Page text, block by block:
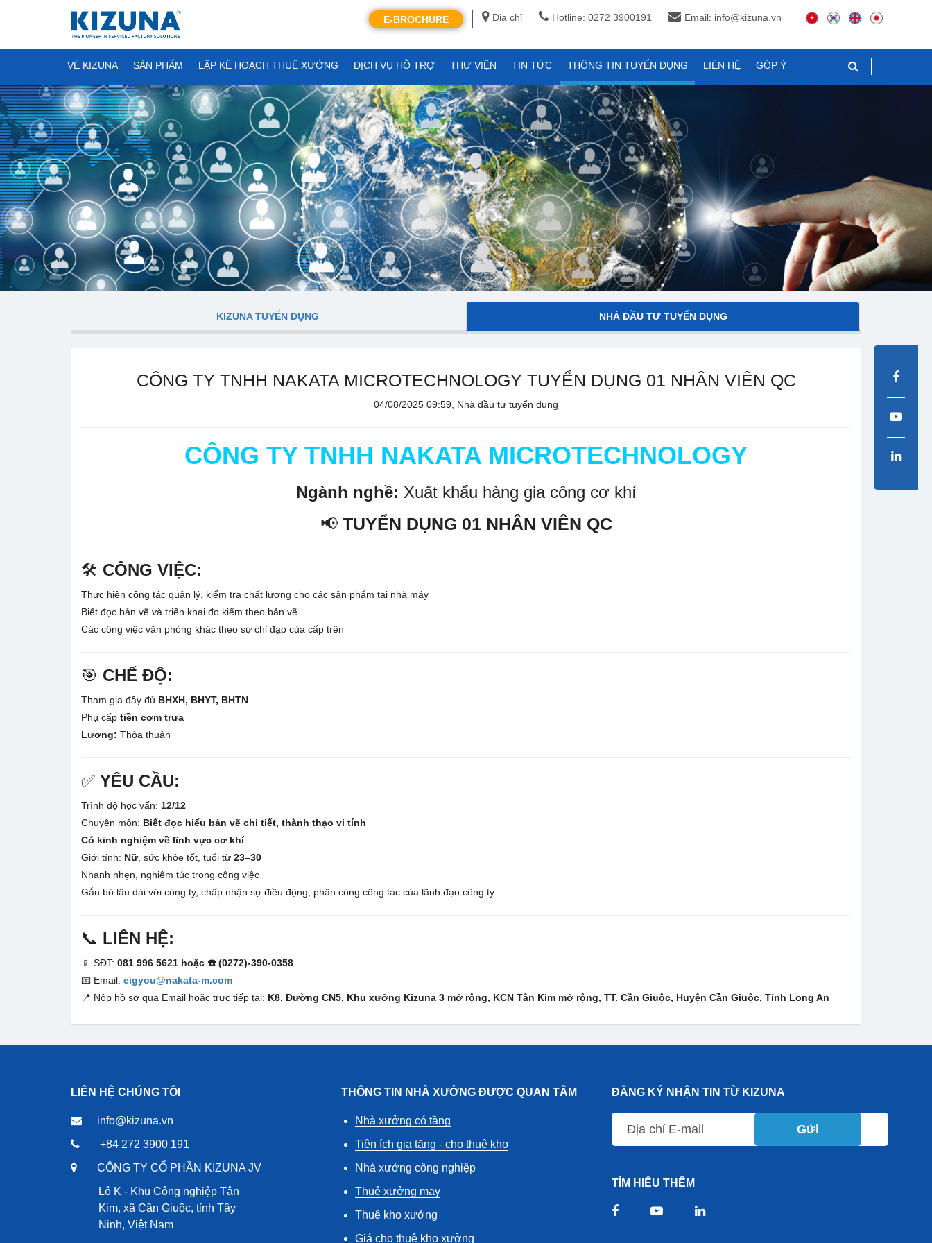
Địa chỉ Hotline: 0272 3900191 Email: info@kizuna.vn
E-BROCHURE
VỀ KIZUNA SẢN PHẨM LẬP KẾ HOẠCH THUÊ XƯỞNG DỊCH VỤ HỖ TRỢ THƯ VIỆN TIN TỨC THÔNG TIN TUYỂN DỤNG LIÊN HỆ GÓP Ý
KIZUNA TUYỂN DỤNG NHÀ ĐẦU TƯ TUYỂN DỤNG
CÔNG TY TNHH NAKATA MICROTECHNOLOGY TUYỂN DỤNG 01 NHÂN VIÊN QC
04/08/2025 09:59, Nhà đầu tư tuyển dụng
CÔNG TY TNHH NAKATA MICROTECHNOLOGY
Ngành nghề: Xuất khẩu hàng gia công cơ khí
📢 TUYỂN DỤNG 01 NHÂN VIÊN QC
🛠️ CÔNG VIỆC:
Thực hiện công tác quản lý, kiểm tra chất lượng cho các sản phẩm tại nhà máy
Biết đọc bản vẽ và triển khai đo kiểm theo bản vẽ
Các công việc văn phòng khác theo sự chỉ đạo của cấp trên
🎯 CHẾ ĐỘ:
Tham gia đầy đủ BHXH, BHYT, BHTN
Phụ cấp tiền cơm trưa
Lương: Thỏa thuận
✅ YÊU CẦU:
Trình độ học vấn: 12/12
Chuyên môn: Biết đọc hiểu bản vẽ chi tiết, thành thạo vi tính
Có kinh nghiệm về lĩnh vực cơ khí
Giới tính: Nữ, sức khỏe tốt, tuổi từ 23–30
Nhanh nhẹn, nghiêm túc trong công việc
Gắn bó lâu dài với công ty, chấp nhận sự điều động, phân công công tác của lãnh đạo công ty
📞 LIÊN HỆ:
📱 SĐT: 081 996 5621 hoặc ☎️ (0272)-390-0358
📧 Email: eigyou@nakata-m.com
📍 Nộp hồ sơ qua Email hoặc trực tiếp tại: K8, Đường CN5, Khu xưởng Kizuna 3 mở rộng, KCN Tân Kim mở rộng, TT. Cần Giuộc, Huyện Cần Giuộc, Tỉnh Long An
LIÊN HỆ CHÚNG TÔI
info@kizuna.vn
+84 272 3900 191
CÔNG TY CỔ PHẦN KIZUNA JV
Lô K - Khu Công nghiệp Tân
Kim, xã Cần Giuộc, tỉnh Tây
Ninh, Việt Nam
THÔNG TIN NHÀ XƯỞNG ĐƯỢC QUAN TÂM
Nhà xưởng có tầng
Tiện ích gia tăng - cho thuê kho
Nhà xưởng công nghiệp
Thuê xưởng may
Thuê kho xưởng
Giá cho thuê kho xưởng
ĐĂNG KÝ NHẬN TIN TỪ KIZUNA
Gửi
TÌM HIỂU THÊM